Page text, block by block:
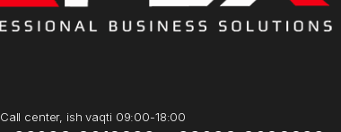
Call center, ish vaqti 09:00-18:00